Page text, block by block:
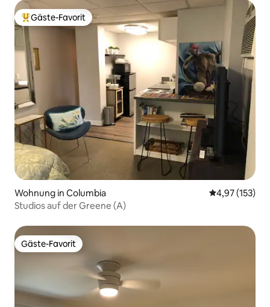
Beliebter Gäste-Favorit.
Gäste-Favorit
Wohnung in Columbia
4,97 (153)
Studios auf der Greene (A)
Gäste-Favorit
Gäste-Favorit